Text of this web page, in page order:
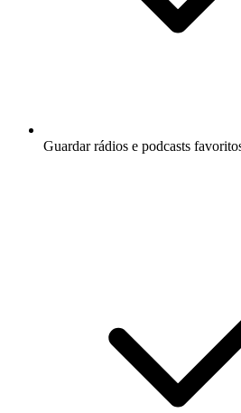
Guardar rádios e podcasts